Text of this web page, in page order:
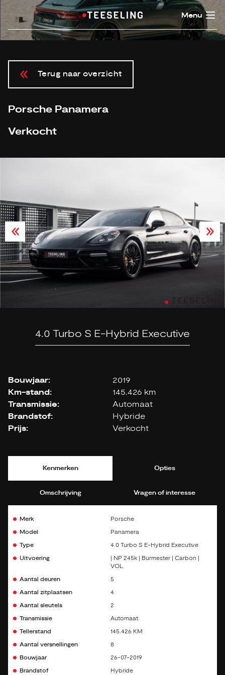
Menu
Terug naar overzicht
Porsche Panamera
Verkocht
4.0 Turbo S E-Hybrid Executive
Bouwjaar: 2019
Km-stand: 145.426 km
Transmissie: Automaat
Brandstof: Hybride
Prijs: Verkocht
Kenmerken Opties
Omschrijving Vragen of interesse
Merk Porsche
Model Panamera
Type 4.0 Turbo S E-Hybrid Executive
Uitvoering
| NP 245k | Burmester | Carbon |
VOL
Aantal deuren 5
Aantal zitplaatsen 4
Aantal sleutels 2
Transmissie Automaat
Tellerstand 145.426 KM
Aantal versnellingen 8
Bouwjaar 26-07-2019
Brandstof Hybride